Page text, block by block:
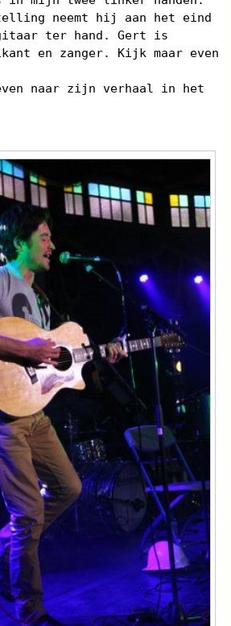
neemt hij aan het eind
ter hand. Gert is
en zanger. Kijk maar even
naar zijn verhaal in het